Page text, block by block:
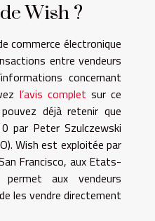
Wish ?
commerce électronique
entre vendeurs
concernant
l’avis complet sur ce
déjà retenir que
par Peter Szulczewski
Wish est exploitée par
Francisco, aux Etats-
aux vendeurs
les vendre directement